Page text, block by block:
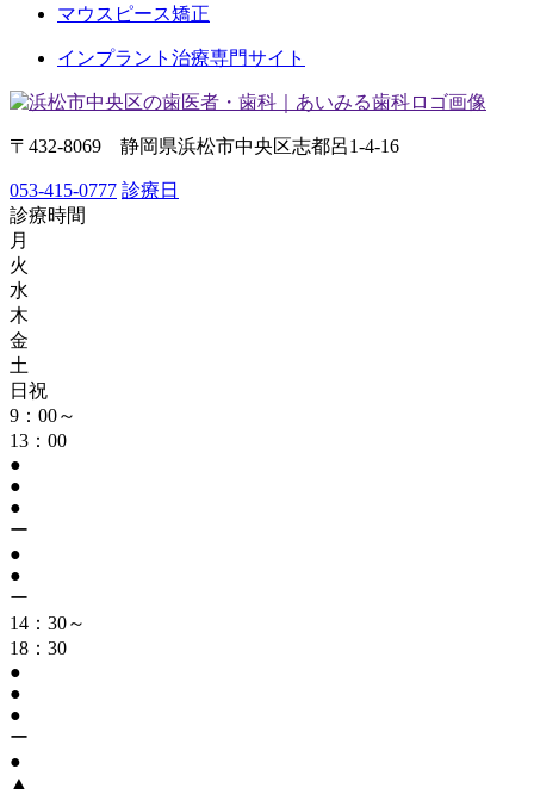
マウスピース矯正
インプラント治療専門サイト
〒432-8069 静岡県浜松市中央区志都呂1-4-16
053-415-0777 診療日
診療時間
月
火
水
木
金
土
日祝
9：00～
13：00
●
●
●
ー
●
●
ー
14：30～
18：30
●
●
●
ー
●
▲